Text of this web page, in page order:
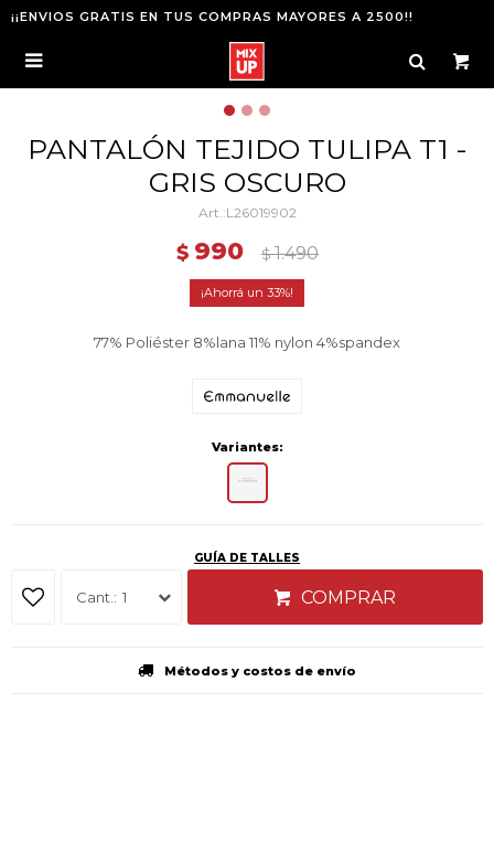
¡¡ENVIOS GRATIS EN TUS COMPRAS MAYORES A 2500!!

PANTALÓN TEJIDO TULIPA T1 -
GRIS OSCURO
L26019902
$ 990 $ 1.490
33
77% Poliéster 8%lana 11% nylon 4%spandex
Variantes:
GUÍA DE TALLES
1 COMPRAR
Métodos y costos de envío